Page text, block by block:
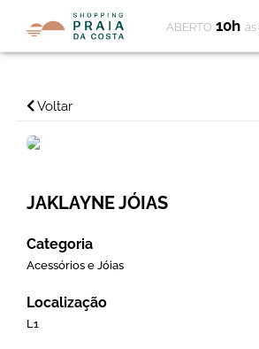
ABERTO 10h às
Voltar
JAKLAYNE JÓIAS
Categoria
Acessórios e Jóias
Localização
L1